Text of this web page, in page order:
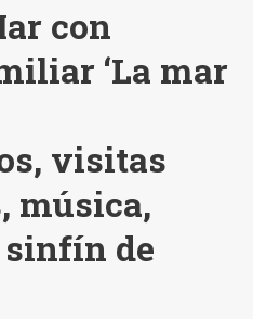
con
‘La mar
visitas
música,
de